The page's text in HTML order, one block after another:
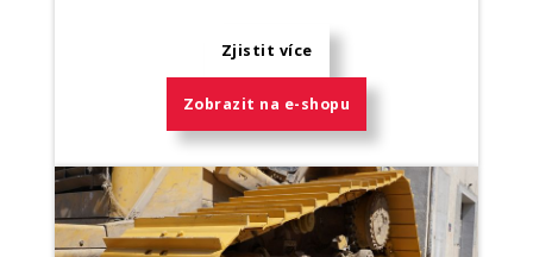
Zjistit více
Zobrazit na e-shopu